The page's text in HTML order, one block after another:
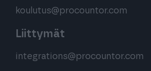
koulutus@procountor.com
Liittymät
integrations@procountor.com